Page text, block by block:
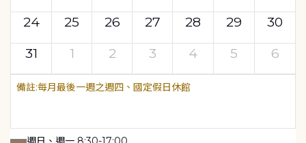
24
25 26 27 28 29
30
31
1 2 3 4 5 6
每月最後一週之週四、國定假日休館